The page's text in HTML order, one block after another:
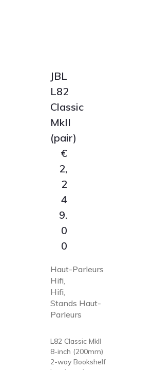
JBL
L82
Classic
MkII
(pair)
€
2,
2
4
9.
0
0
Haut-Parleurs
Hifi
Hifi
Stands Haut-
Parleurs
L82 Classic MkII
8-inch (200mm)
2-way Bookshelf